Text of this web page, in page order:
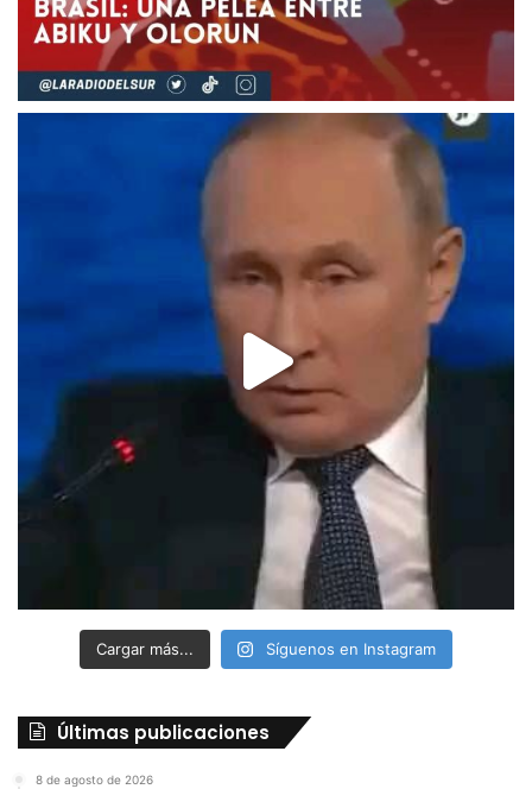
Cargar más... Síguenos en Instagram
Últimas publicaciones
8 de agosto de 2026